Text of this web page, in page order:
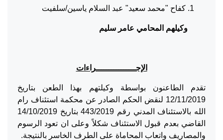
كفاح "محمد سعيد" عبد السلام ياسين/سلفيت
وكيلهم المحامي عامر سليم
الإجــــــــــــــــراءات
تقدم الطاعنون بواسطة وكيلتهم بهذا الطعن بتاريخ
12/11/2019 لنقض الحكم الصادر عن محكمة استئناف رام
الله بالاستئناف المدني رقم 443/2019 بتاريخ 14/10/2019
القاضي بعدم قبول الاستئناف شكلاً وعلى ان تعود الرسوم
والمصاريف واتعاب المحاماة على الطرف الخاسر بالنتيجة.